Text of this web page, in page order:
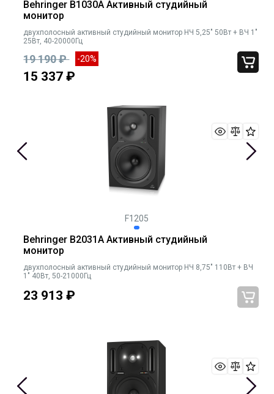
Behringer B1030A Активный студийный
монитор
двухполосный активный студийный монитор НЧ 5,25" 50Вт + ВЧ 1"
25Вт, 40-20000Гц
19 190 ₽ -20%
15 337 ₽
F1205
Behringer B2031A Активный студийный
монитор
двухполосный активный студийный монитор НЧ 8,75" 110Вт + ВЧ
1" 40Вт, 50-21000Гц
23 913 ₽